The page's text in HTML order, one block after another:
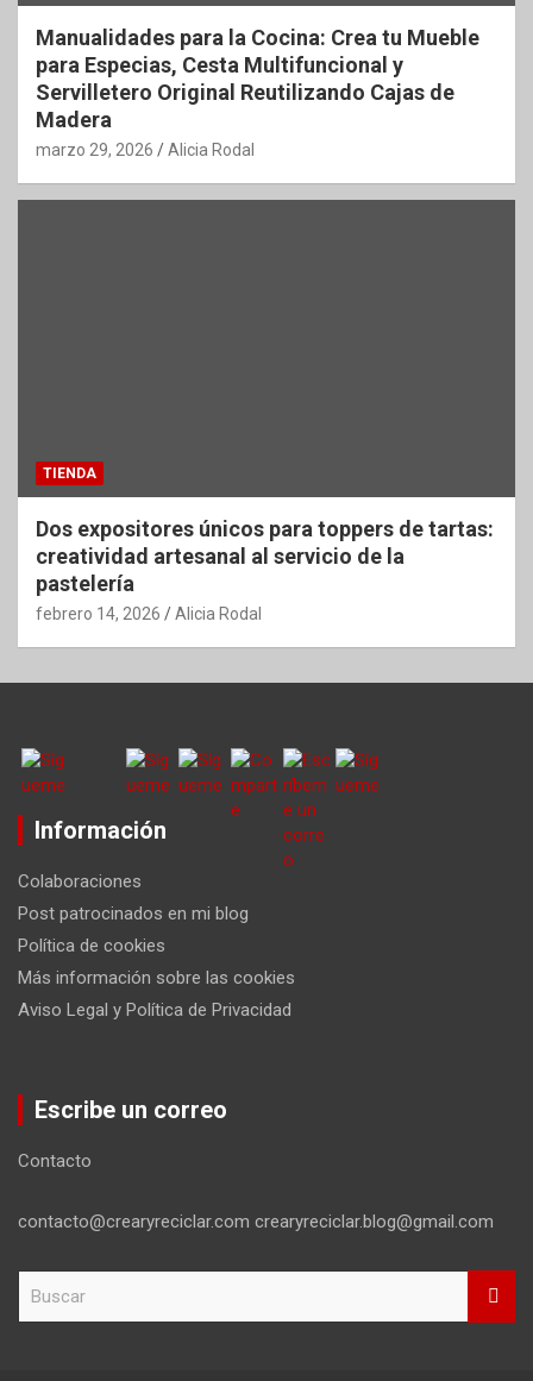
Manualidades para la Cocina: Crea tu Mueble
para Especias, Cesta Multifuncional y
Servilletero Original Reutilizando Cajas de
Madera
marzo 29, 2026 Alicia Rodal
TIENDA
Dos expositores únicos para toppers de tartas:
creatividad artesanal al servicio de la
pastelería
febrero 14, 2026 Alicia Rodal
Información
Colaboraciones
Post patrocinados en mi blog
Política de cookies
Más información sobre las cookies
Aviso Legal y Política de Privacidad
Escribe un correo
Contacto
contacto@crearyreciclar.com crearyreciclar.blog@gmail.com